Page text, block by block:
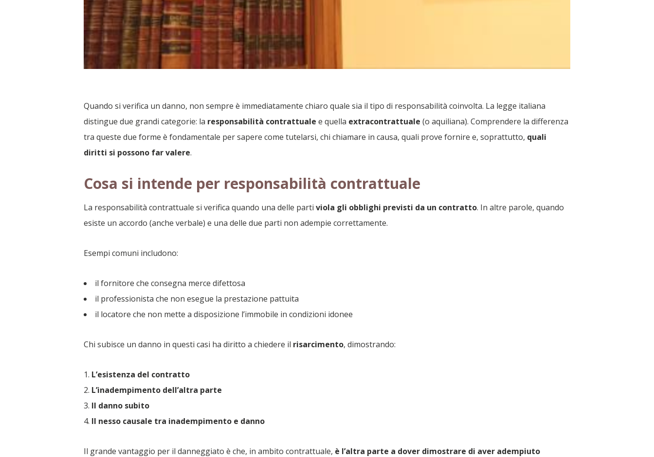
Quando si verifica un danno, non sempre è immediatamente chiaro quale sia il tipo di responsabilità coinvolta. La legge italiana
distingue due grandi categorie: la responsabilità contrattuale e quella extracontrattuale (o aquiliana). Comprendere la differenza
tra queste due forme è fondamentale per sapere come tutelarsi, chi chiamare in causa, quali prove fornire e, soprattutto, quali
diritti si possono far valere.
Cosa si intende per responsabilità contrattuale
La responsabilità contrattuale si verifica quando una delle parti viola gli obblighi previsti da un contratto. In altre parole, quando
esiste un accordo (anche verbale) e una delle due parti non adempie correttamente.
Esempi comuni includono:
il fornitore che consegna merce difettosa
il professionista che non esegue la prestazione pattuita
il locatore che non mette a disposizione l’immobile in condizioni idonee
Chi subisce un danno in questi casi ha diritto a chiedere il risarcimento, dimostrando:
L’esistenza del contratto
L’inadempimento dell’altra parte
Il danno subito
Il nesso causale tra inadempimento e danno
Il grande vantaggio per il danneggiato è che, in ambito contrattuale, è l’altra parte a dover dimostrare di aver adempiuto